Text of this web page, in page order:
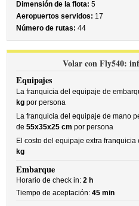
Dimensión de la flota: 5
Aeropuertos servidos: 17
Número de rutas: 44
Volar con Fly540:
Equipajes
La franquicia del equipaje de
kg por persona
La franquicia del equipaje de mano
de55x35x25 cm por persona
El costo del equipaje extra
kg
Embarque
Horario de check in:2 h
Tiempo de aceptación:45 min